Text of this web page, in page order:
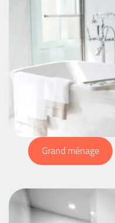
Grand ménage